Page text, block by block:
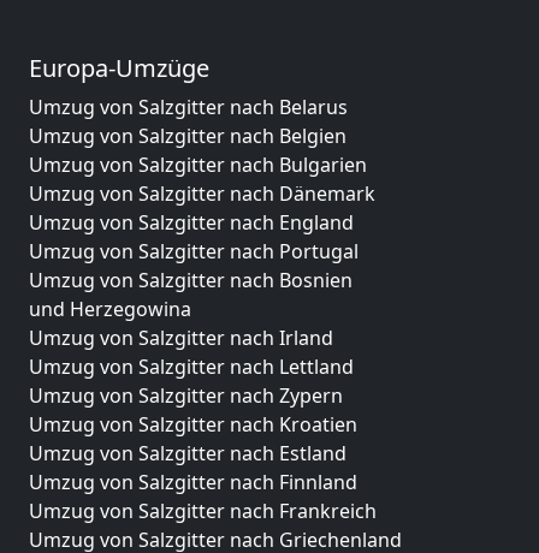
Europa-Umzüge
Umzug von Salzgitter nach Belarus
Umzug von Salzgitter nach Belgien
Umzug von Salzgitter nach Bulgarien
Umzug von Salzgitter nach Dänemark
Umzug von Salzgitter nach England
Umzug von Salzgitter nach Portugal
Umzug von Salzgitter nach Bosnien
und Herzegowina
Umzug von Salzgitter nach Irland
Umzug von Salzgitter nach Lettland
Umzug von Salzgitter nach Zypern
Umzug von Salzgitter nach Kroatien
Umzug von Salzgitter nach Estland
Umzug von Salzgitter nach Finnland
Umzug von Salzgitter nach Frankreich
Umzug von Salzgitter nach Griechenland